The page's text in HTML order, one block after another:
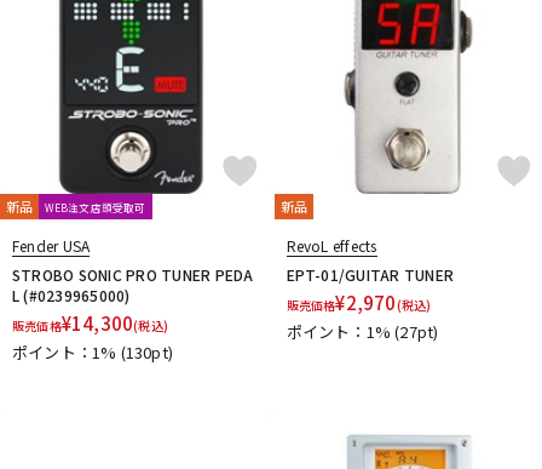
新品 WEB注文店頭受取可
Fender USA
STROBO SONIC PRO TUNER PEDA
L (#0239965000)
販売価格¥14,300(税込)
ポイント：1% (130pt)
新品
RevoL effects
EPT-01/GUITAR TUNER
販売価格¥2,970(税込)
ポイント：1%(27pt)